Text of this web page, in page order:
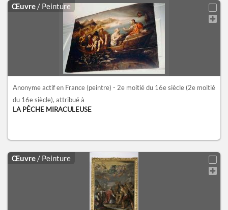
Œuvre / Peinture
Anonyme actif en France (peintre) - 2e moitié du 16e siècle (2e moitié
du 16e siècle), attribué à
LA PÊCHE MIRACULEUSE
Œuvre / Peinture